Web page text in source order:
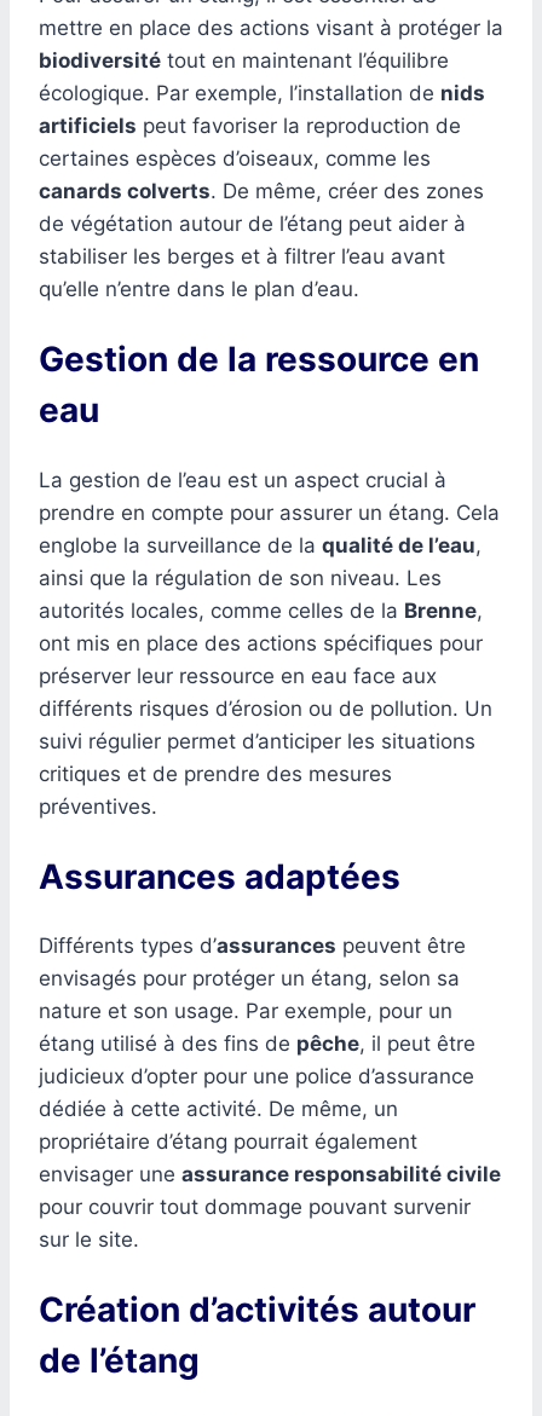
mettre en place des actions visant à protéger la
biodiversité tout en maintenant l’équilibre
écologique. Par exemple, l’installation de nids
artificiels peut favoriser la reproduction de
certaines espèces d’oiseaux, comme les
canards colverts. De même, créer des zones
de végétation autour de l’étang peut aider à
stabiliser les berges et à filtrer l’eau avant
qu’elle n’entre dans le plan d’eau.
Gestion de la ressource en
eau
La gestion de l’eau est un aspect crucial à
prendre en compte pour assurer un étang. Cela
englobe la surveillance de la qualité de l’eau,
ainsi que la régulation de son niveau. Les
autorités locales, comme celles de la Brenne,
ont mis en place des actions spécifiques pour
préserver leur ressource en eau face aux
différents risques d’érosion ou de pollution. Un
suivi régulier permet d’anticiper les situations
critiques et de prendre des mesures
préventives.
Assurances adaptées
Différents types d’assurances peuvent être
envisagés pour protéger un étang, selon sa
nature et son usage. Par exemple, pour un
étang utilisé à des fins de pêche, il peut être
judicieux d’opter pour une police d’assurance
dédiée à cette activité. De même, un
propriétaire d’étang pourrait également
envisager une assurance responsabilité civile
pour couvrir tout dommage pouvant survenir
sur le site.
Création d’activités autour
de l’étang